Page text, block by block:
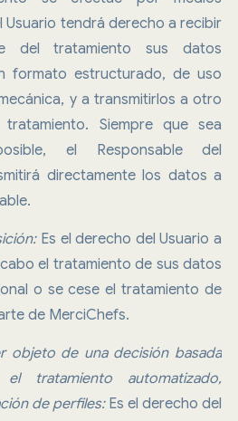
Usuario tendrá derecho a recibir
del tratamiento sus datos
formato estructurado, de uso
y a transmitirlos a otro
Siempre que sea
el Responsable del
directamente los datos a
Es el derecho del Usuario a
el tratamiento de sus datos
o se cese el tratamiento de
de MerciChefs.
objeto de una decisión basada
tratamiento automatizado,
de perfiles:Es el derecho del